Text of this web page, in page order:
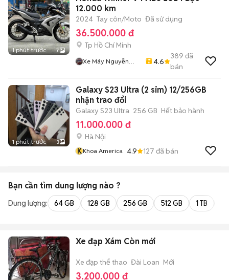
1 phút trước 7
12.000 km
2024 Tay côn/Moto Đã sử dụng
36.500.000 đ
Tp Hồ Chí Minh
Xe Máy Nguyễn
4.6
389 đã
bán
1 phút trước 3
Galaxy S23 Ultra (2 sim) 12/256GB
nhận trao đổi
Galaxy S23 Ultra 256 GB Hết bảo hành
11.000.000 đ
Hà Nội
KKhoa America 4.9 127 đã bán
Bạn cần tìm dung lượng nào ?
Dung lượng: 64 GB 128 GB 256 GB 512 GB 1 TB
Xe đạp Xám Còn mới
Xe đạp thể thao Đài Loan Mới
3.200.000 đ